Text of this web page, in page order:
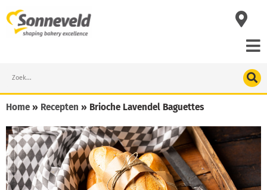
to
content
Search
Home » Recepten » Brioche Lavendel Baguettes